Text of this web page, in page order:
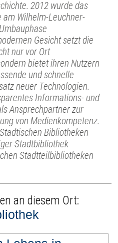
2012 wurde das
Wilhelm-Leuchner-
Gesicht setzt die
nur vor Ort
bietet ihren Nutzern
und schnelle
neuer Technologien.
Informations- und
Ansprechpartner zur
von Medienkompetenz.
Bibliotheken
Stadtbibliothek
Stadtteilbibliotheken
an diesem Ort: